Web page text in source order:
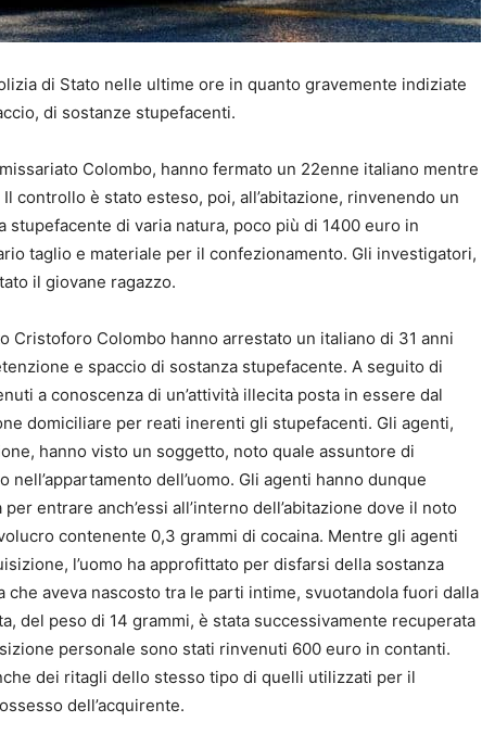
di Stato nelle ultime ore in quanto gravemente indiziate
di sostanze stupefacenti.
Colombo, hanno fermato un 22enne italiano mentre
controllo è stato esteso, poi, all’abitazione, rinvenendo un
di varia natura, poco più di 1400 euro in
taglio e materiale per il confezionamento. Gli investigatori,
il giovane ragazzo.
Cristoforo Colombo hanno arrestato un italiano di 31 anni
e spaccio di sostanza stupefacente. A seguito di
a conoscenza di un’attività illecita posta in essere dal
domiciliare per reati inerenti gli stupefacenti. Gli agenti,
hanno visto un soggetto, noto quale assuntore di
dell’uomo. Gli agenti hanno dunque
entrare anch’essi all’interno dell’abitazione dove il noto
contenente 0,3 grammi di cocaina. Mentre gli agenti
l’uomo ha approfittato per disfarsi della sostanza
che aveva nascosto tra le parti intime, svuotandola fuori dalla
del peso di 14 grammi, è stata successivamente recuperata
personale sono stati rinvenuti 600 euro in contanti.
dei ritagli dello stesso tipo di quelli utilizzati per il
dell’acquirente.